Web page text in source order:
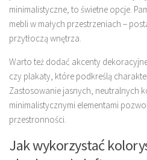
minimalistyczne, to świetne opcje.
mebli w małych przestrzeniach –
przytłoczą wnętrza.
Warto też dodać akcenty
czy plakaty, które podkreślą
Zastosowanie jasnych, neutralnych
minimalistycznymi elementami
przestronności.
Jak wykorzystać